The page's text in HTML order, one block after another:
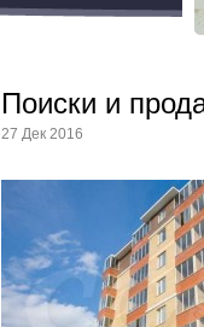
Поиски и
27 Дек 2016